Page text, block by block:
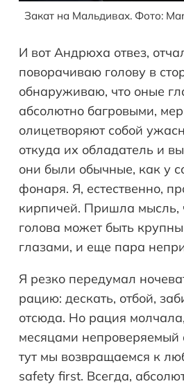
Закат на Мальдивах. Фото:
И вот Андрюха отвез,
поворачиваю голову в
обнаруживаю, что оные
абсолютно багровыми,
олицетворяют собой
откуда их обладатель и
они были обычные, как у
фонаря. Я, естественно,
кирпичей. Пришла мысль,
голова может быть
глазами, и еще пара
Я резко передумал
рацию: дескать, отбой,
отсюда. Но рация
месяцами непроверяемый
тут мы возвращаемся к
safety first. Всегда,